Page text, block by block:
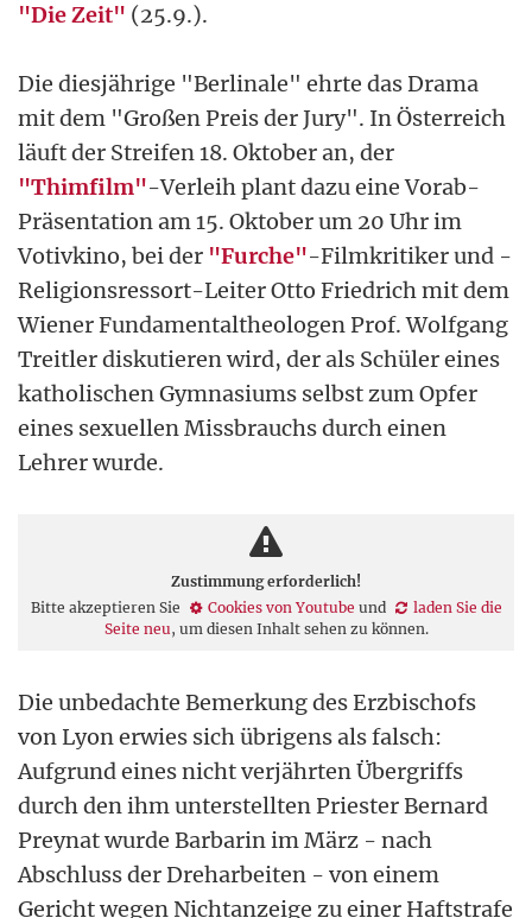
"Die Zeit" (25.9.).
Die diesjährige "Berlinale" ehrte das Drama
mit dem "Großen Preis der Jury". In Österreich
läuft der Streifen 18. Oktober an, der
"Thimfilm"-Verleih plant dazu eine Vorab-
Präsentation am 15. Oktober um 20 Uhr im
Votivkino, bei der "Furche"-Filmkritiker und -
Religionsressort-Leiter Otto Friedrich mit dem
Wiener Fundamentaltheologen Prof. Wolfgang
Treitler diskutieren wird, der als Schüler eines
katholischen Gymnasiums selbst zum Opfer
eines sexuellen Missbrauchs durch einen
Lehrer wurde.
Zustimmung erforderlich!
Bitte akzeptieren Sie
Cookies von Youtube und
laden Sie die
Seite neu, um diesen Inhalt sehen zu können.
Die unbedachte Bemerkung des Erzbischofs
von Lyon erwies sich übrigens als falsch:
Aufgrund eines nicht verjährten Übergriffs
durch den ihm unterstellten Priester Bernard
Preynat wurde Barbarin im März - nach
Abschluss der Dreharbeiten - von einem
Gericht wegen Nichtanzeige zu einer Haftstrafe